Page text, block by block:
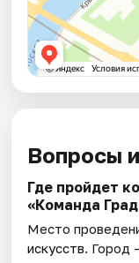
Вопросы
Где пройдет
«Команда
Место
искусств. Город